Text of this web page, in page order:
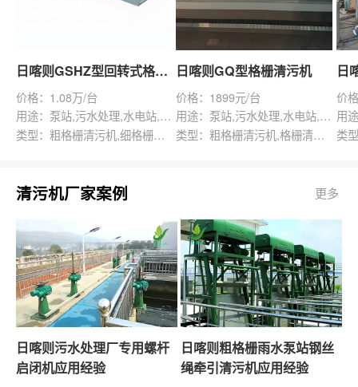
日喀则GSHZ型回转式格栅除污机
价格：1.08万/台
用途：泵站,污水处理,水电站,自来水厂,渠道,水产养殖,化工,纺织,给排水工程
类型：粗格栅清污机,细格栅清污机,格栅清污机,回转式清污机
日喀则GQ型格栅清污机
价格：1899元/台
用途：泵站,污水处理,水电站,自来水厂,给排水工程
类型：粗格栅清污机,格栅清污机,回转式清污机
价
清污机厂家案例 更多
日喀则污水处理厂专用螺杆
启闭机应用经验
日喀则粗格栅雨水泵站钢丝
绳牵引清污机应用经验